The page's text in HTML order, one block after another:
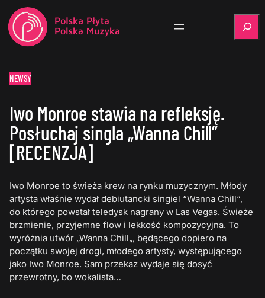
NEWSY
Iwo Monroe stawia na refleksję.
Posłuchaj singla „Wanna Chill”
[RECENZJA]
Iwo Monroe to świeża krew na rynku muzycznym. Młody
artysta właśnie wydał debiutancki singiel “Wanna Chill“,
do którego powstał teledysk nagrany w Las Vegas. Świeże
brzmienie, przyjemne flow i lekkość kompozycyjna. To
wyróżnia utwór „Wanna Chill„, będącego dopiero na
początku swojej drogi, młodego artysty, występującego
jako Iwo Monroe. Sam przekaz wydaje się dosyć
przewrotny, bo wokalista…